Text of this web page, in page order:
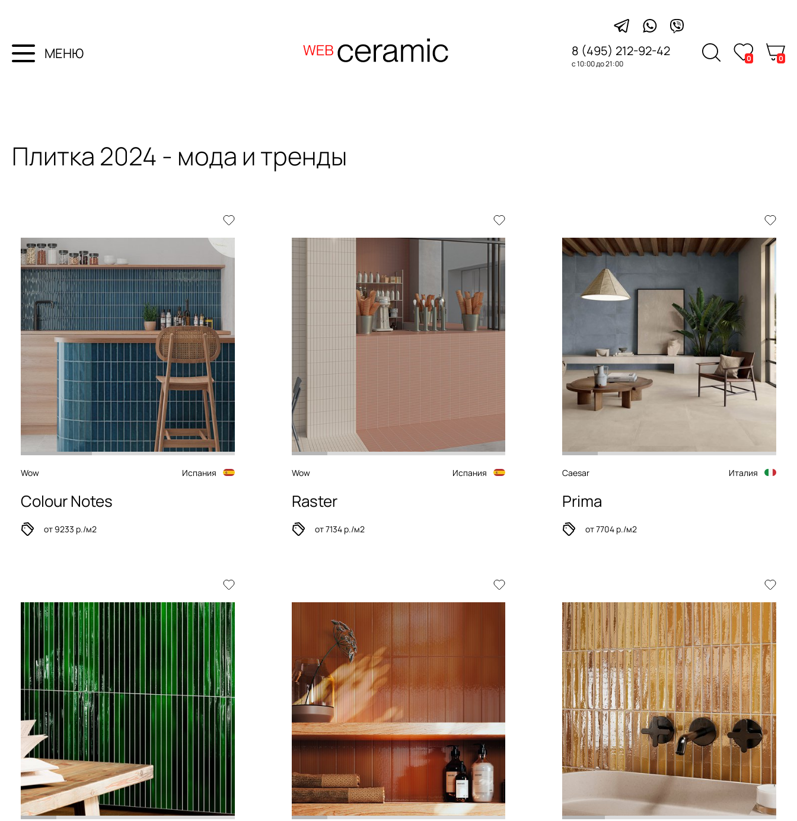
МЕНЮ 8 (495) 212-92-42
с 10:00 до 21:00
0 0
Плитка 2024 - мода и тренды
Wow Испания
Colour Notes
от 9233 р./м2
Wow Испания
Raster
от 7134 р./м2
Caesar Италия
Prima
от 7704 р./м2